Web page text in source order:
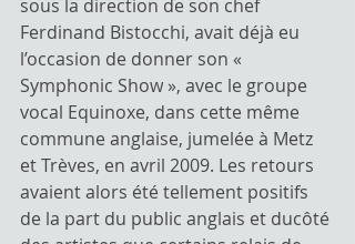
sous la direction de son chef
Ferdinand Bistocchi, avait déjà eu
l’occasion de donner son «
Symphonic Show », avec le groupe
vocal Equinoxe, dans cette même
commune anglaise, jumelée à Metz
et Trèves, en avril 2009. Les retours
avaient alors été tellement positifs
de la part du public anglais et ducôté